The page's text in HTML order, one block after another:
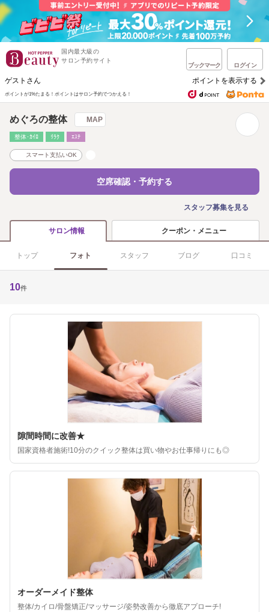
国内最大級の
サロン予約サイト
ブックマーク ログイン
ゲストさん ポイントを表示する
ポイントが1%たまる！ ポイントはサロン予約でつかえる！
めぐろの整体 MAP
整体･ｶｲﾛ ﾘﾗｸ ｴｽﾃ
スマート支払いOK
空席確認・予約する
スタッフ募集を見る
サロン情報 クーポン・メニュー
トップ フォト スタッフ ブログ 口コミ
10件
隙間時間に改善★
国家資格者施術!10分のクイック整体は買い物やお仕事帰りにも◎
オーダーメイド整体
整体/カイロ/骨盤矯正/マッサージ/姿勢改善から徹底アプローチ!